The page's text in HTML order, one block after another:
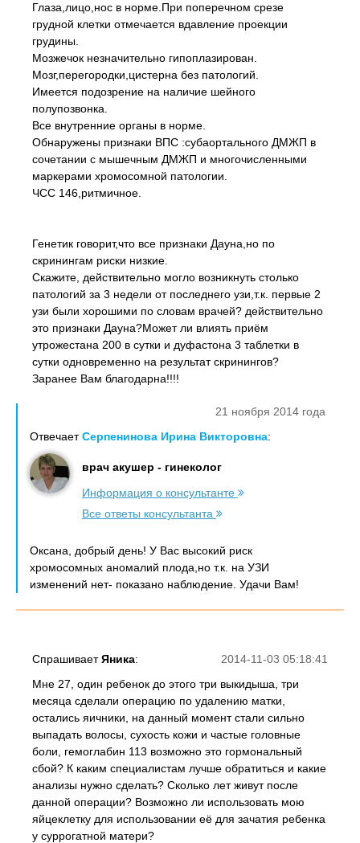
Глаза,лицо,нос в норме.При поперечном срезе
грудной клетки отмечается вдавление проекции
грудины.
Мозжечок незначительно гипоплазирован.
Мозг,перегородки,цистерна без патологий.
Имеется подозрение на наличие шейного
полупозвонка.
Все внутренние органы в норме.
Обнаружены признаки ВПС :субаортального ДМЖП в
сочетании с мышечным ДМЖП и многочисленными
маркерами хромосомной патологии.
ЧСС 146,ритмичное.
Генетик говорит,что все признаки Дауна,но по
скринингам риски низкие.
Скажите, действительно могло возникнуть столько
патологий за 3 недели от последнего узи,т.к. первые 2
узи были хорошими по словам врачей? действительно
это признаки Дауна?Может ли влиять приём
утрожестана 200 в сутки и дуфастона 3 таблетки в
сутки одновременно на результат скринингов?
Заранее Вам благодарна!!!!
21 ноября 2014 года
ОтвечаетСерпенинова Ирина Викторовна:
врач акушер - гинеколог
Информация о консультанте
Все ответы консультанта
Оксана, добрый день! У Вас высокий риск
хромосомных аномалий плода,но т.к. на УЗИ
изменений нет- показано наблюдение. Удачи Вам!
2014-11-03 05:18:41
СпрашиваетЯника:
Мне 27, один ребенок до этого три выкидыша, три
месяца сделали операцию по удалению матки,
остались яичники, на данный момент стали сильно
выпадать волосы, сухость кожи и частые головные
боли, гемоглабин 113 возможно это гормональный
сбой? К каким специалистам лучше обратиться и какие
анализы нужно сделать? Сколько лет живут после
данной операции? Возможно ли использовать мою
яйцеклетку для использовании её для зачатия ребенка
у суррогатной матери?